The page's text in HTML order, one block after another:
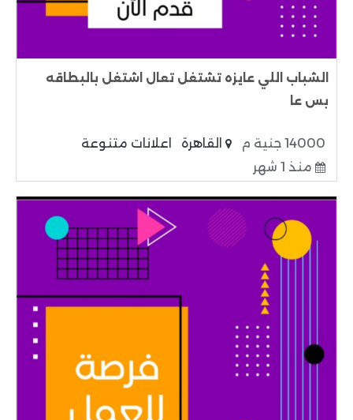
الشباب اللي عايزه تشتغل تعال اشتغل بالبطاقه
بس عا
14000 جنية م القاهرة
اعلانات متنوعة
منذ 1 شهر